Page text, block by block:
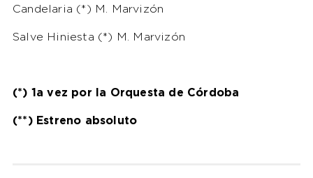
Candelaria (*) M. Marvizón
Salve Hiniesta (*) M. Marvizón
(*) 1a vez por la Orquesta de Córdoba
(**) Estreno absoluto